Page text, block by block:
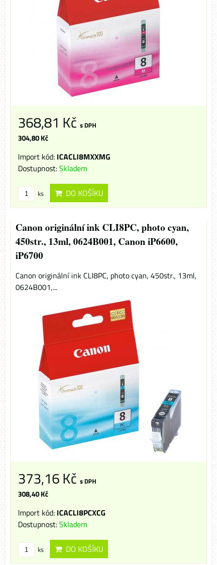
368,81 Kč s DPH
304,80 Kč
Import kód: ICACLI8MXXMG
Dostupnost:Skladem
ks DO KOŠÍKU
Canon originální ink CLI8PC, photo cyan,
450str., 13ml, 0624B001, Canon iP6600,
iP6700
Canon originální ink CLI8PC, photo cyan, 450str., 13ml,
0624B001,...
373,16 Kč s DPH
308,40 Kč
Import kód: ICACLI8PCXCG
Dostupnost:Skladem
ks DO KOŠÍKU